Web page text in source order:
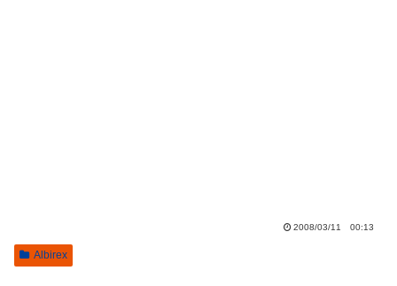
2008/03/11 00:13
Albirex